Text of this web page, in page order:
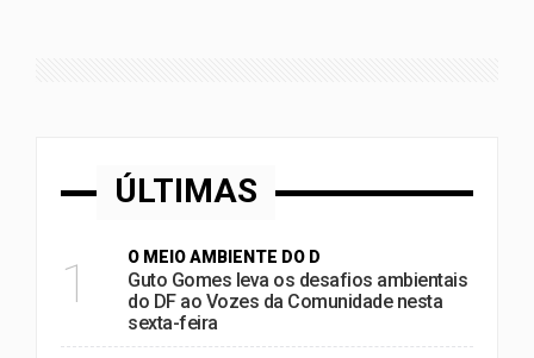
ÚLTIMAS
1 O MEIO AMBIENTE DO D
Guto Gomes leva os desafios ambientais
do DF ao Vozes da Comunidade nesta
sexta-feira